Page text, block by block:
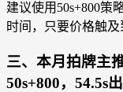
建议使用50s+800策
时间，只要价格触
三、本月拍牌主
50s+800，54.5s出